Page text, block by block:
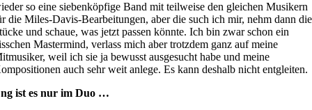
so eine siebenköpfige Band mit teilweise den gleichen Musikern
die Miles-Davis-Bearbeitungen, aber die such ich mir, nehm dann die
und schaue, was jetzt passen könnte. Ich bin zwar schon ein
Mastermind, verlass mich aber trotzdem ganz auf meine
weil ich sie ja bewusst ausgesucht habe und meine
auch sehr weit anlege. Es kann deshalb nicht entgleiten.
ist es nur im Duo …